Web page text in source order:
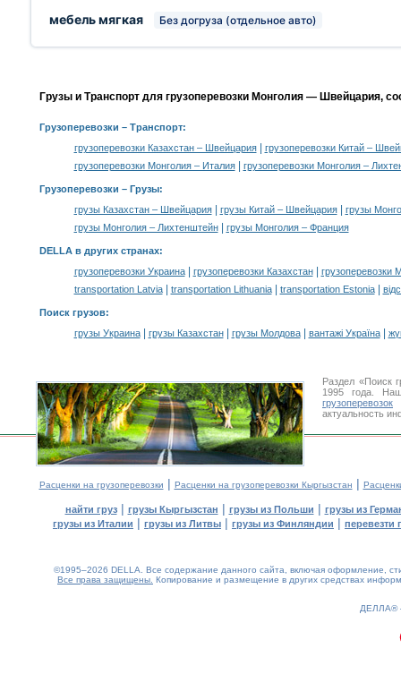
мебель мягкая
Без догруза (отдельное авто)
Грузы и Транспорт для грузоперевозки Монголия — Швейцария,
Грузоперевозки – Транспорт:
грузоперевозки Казахстан – Швейцария|
грузоперевозки Китай –
грузоперевозки Монголия – Италия| грузоперевозки Монголия –
Грузоперевозки – Грузы:
грузы Казахстан – Швейцария| грузы Китай – Швейцария|
грузы
грузы Монголия – Лихтенштейн| грузы Монголия – Франция
DELLA в других странах:
грузоперевозки Украина| грузоперевозки Казахстан|
грузоперевозки
transportation Latvia| transportation Lithuania| transportation Estonia|
Поиск грузов:
грузы Украина| грузы Казахстан| грузы Молдова| вантажі Україна|
Раздел «Поиск
1995 года.
грузоперевозок
актуальность
Расценки на грузоперевозки | Расценки на грузоперевозки Кыргызстан |
найти груз| грузы Кыргызстан | грузы из Польши | грузы из
грузы из Италии | грузы из Литвы | грузы из Финляндии | перевезти
©1995–2026 DELLA. Все содержание данного сайта, включая оформление,
Все права защищены. Копирование и размещение в других средствах